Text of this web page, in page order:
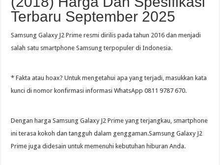
Terbaru September 2025
Samsung Galaxy J2 Prime resmi dirilis pada tahun 2016 dan menjadi
salah satu smartphone Samsung terpopuler di Indonesia.
* Fakta atau hoax? Untuk mengetahui apa yang terjadi, masukkan kata
kunci di nomor konfirmasi informasi WhatsApp 0811 9787 670.
Dengan harga Samsung Galaxy J2 Prime yang terjangkau, smartphone
ini terasa kokoh dan tangguh dalam genggaman.Samsung Galaxy J2
Prime juga didesain untuk memenuhi kebutuhan hiburan Anda.